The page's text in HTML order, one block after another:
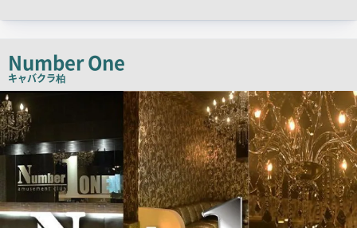
ピ
ー
Number One
キャバクラ柏
店
舗
PR
画
像